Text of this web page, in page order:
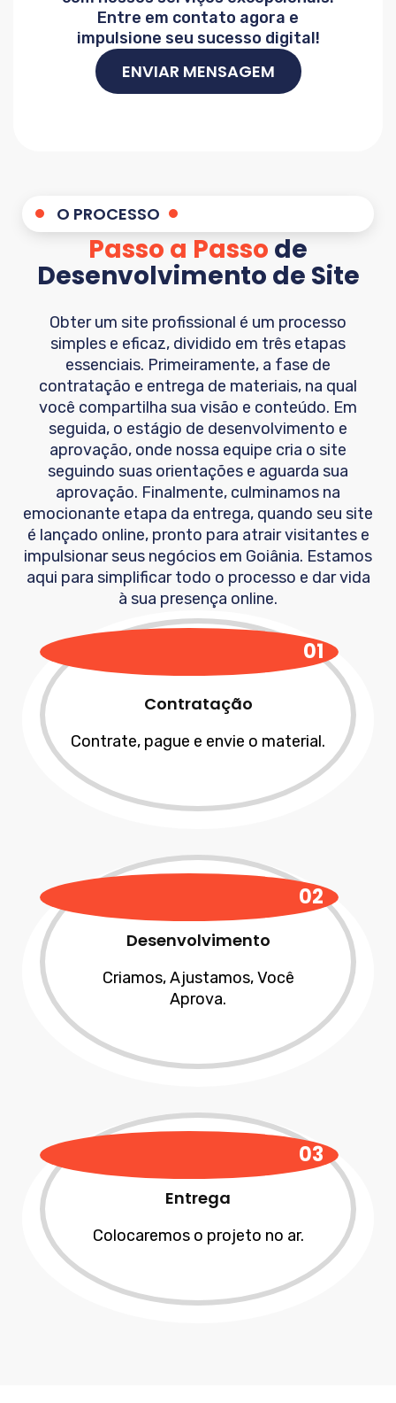
Entre em contato agora e
impulsione seu sucesso digital!
ENVIAR MENSAGEM
O PROCESSO
Passo a Passo de
Desenvolvimento de Site
Obter um site profissional é um processo
simples e eficaz, dividido em três etapas
essenciais. Primeiramente, a fase de
contratação e entrega de materiais, na qual
você compartilha sua visão e conteúdo. Em
seguida, o estágio de desenvolvimento e
aprovação, onde nossa equipe cria o site
seguindo suas orientações e aguarda sua
aprovação. Finalmente, culminamos na
emocionante etapa da entrega, quando seu site
é lançado online, pronto para atrair visitantes e
impulsionar seus negócios em Goiânia. Estamos
aqui para simplificar todo o processo e dar vida
à sua presença online.
01
Contratação
Contrate, pague e envie o material.
02
Desenvolvimento
Criamos, Ajustamos, Você
Aprova.
03
Entrega
Colocaremos o projeto no ar.